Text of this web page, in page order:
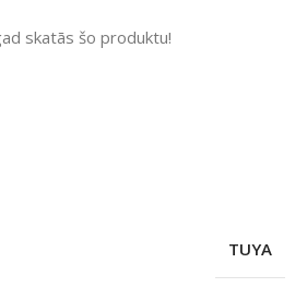
skatās šo produktu!
TUYA